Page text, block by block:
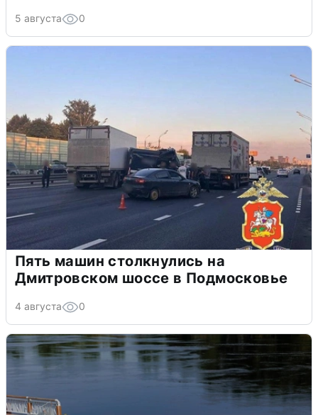
5 августа 0
Пять машин столкнулись на
Дмитровском шоссе в Подмосковье
4 августа 0